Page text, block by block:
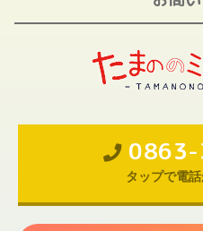
0863-
タップで電